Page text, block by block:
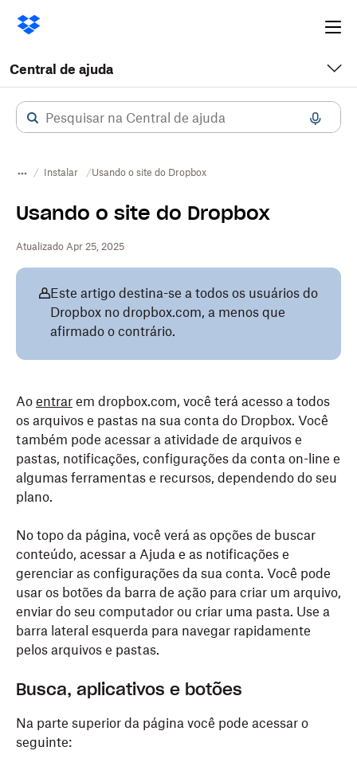
Central de ajuda
Instalar Usando o site do Dropbox
Usando o site do Dropbox
Atualizado Apr 25, 2025
Este artigo destina-se a todos os usuários do
Dropbox no dropbox.com, a menos que
afirmado o contrário.
Ao entrar em dropbox.com, você terá acesso a todos
os arquivos e pastas na sua conta do Dropbox. Você
também pode acessar a atividade de arquivos e
pastas, notificações, configurações da conta on-line e
algumas ferramentas e recursos, dependendo do seu
plano.
No topo da página, você verá as opções de buscar
conteúdo, acessar a Ajuda e as notificações e
gerenciar as configurações da sua conta. Você pode
usar os botões da barra de ação para criar um arquivo,
enviar do seu computador ou criar uma pasta. Use a
barra lateral esquerda para navegar rapidamente
pelos arquivos e pastas.
Busca, aplicativos e botões
Na parte superior da página você pode acessar o
seguinte: